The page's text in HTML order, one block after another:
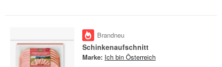
Brandneu
Schinkenaufschnitt
Marke: Ich bin Österreich